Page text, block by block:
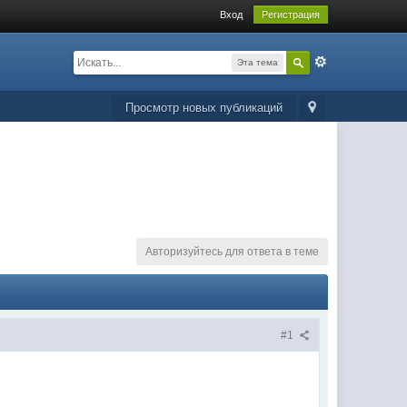
Вход Регистрация
Эта тема
Просмотр новых публикаций
Авторизуйтесь для ответа в теме
#1